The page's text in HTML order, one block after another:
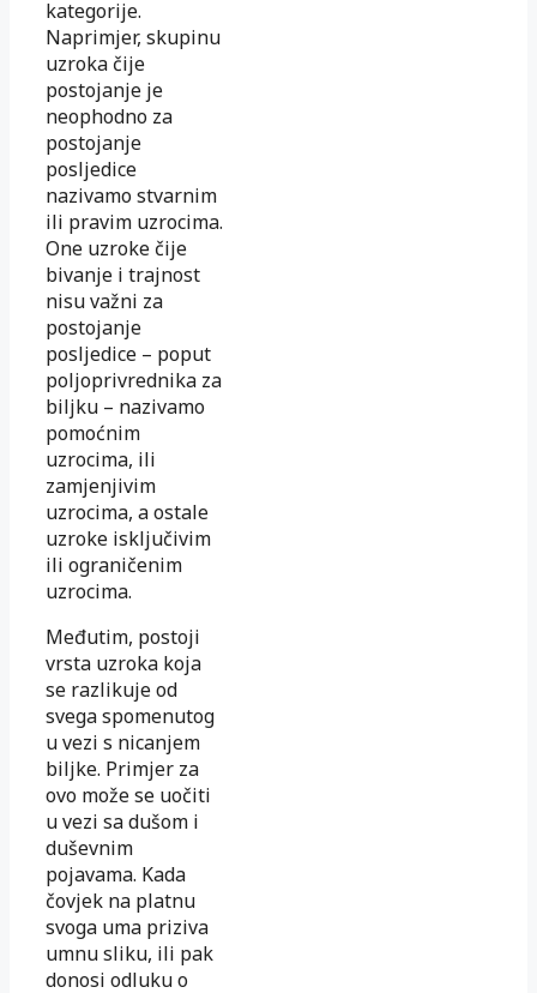
kategorije.
Naprimjer, skupinu
uzroka čije
postojanje je
neophodno za
postojanje
posljedice
nazivamo stvarnim
ili pravim uzrocima.
One uzroke čije
bivanje i trajnost
nisu važni za
postojanje
posljedice – poput
poljoprivrednika za
biljku – nazivamo
pomoćnim
uzrocima, ili
zamjenjivim
uzrocima, a ostale
uzroke isključivim
ili ograničenim
uzrocima.
Međutim, postoji
vrsta uzroka koja
se razlikuje od
svega spomenutog
u vezi s nicanjem
biljke. Primjer za
ovo može se uočiti
u vezi sa dušom i
duševnim
pojavama. Kada
čovjek na platnu
svoga uma priziva
umnu sliku, ili pak
donosi odluku o